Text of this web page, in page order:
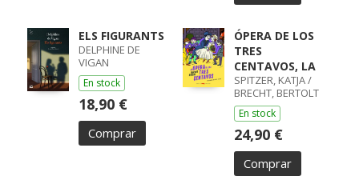
ELS FIGURANTS
DELPHINE DE
VIGAN
En stock
18,90 €
Comprar
ÓPERA DE LOS
TRES
CENTAVOS, LA
SPITZER, KATJA /
BRECHT, BERTOLT
En stock
24,90 €
Comprar